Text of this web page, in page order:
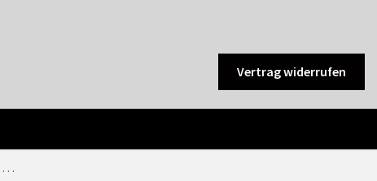
Vertrag widerrufen